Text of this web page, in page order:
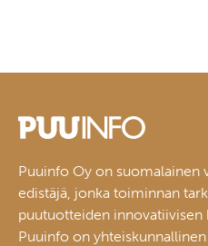
Puuinfo Oy on suomalainen
edistäjä, jonka toiminnan
puutuotteiden innovatiivisen
Puuinfo on